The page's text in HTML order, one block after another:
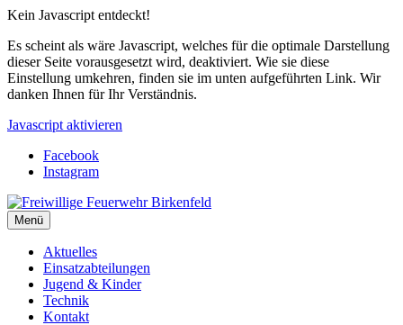
Kein Javascript entdeckt!
Es scheint als wäre Javascript, welches für die optimale Darstellung
dieser Seite vorausgesetzt wird, deaktiviert. Wie sie diese
Einstellung umkehren, finden sie im unten aufgeführten Link. Wir
danken Ihnen für Ihr Verständnis.
Javascript aktivieren
Facebook
Instagram
Menü
Aktuelles
Einsatzabteilungen
Jugend & Kinder
Technik
Kontakt